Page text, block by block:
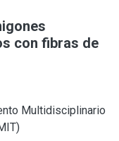
con fibras de
Multidisciplinario